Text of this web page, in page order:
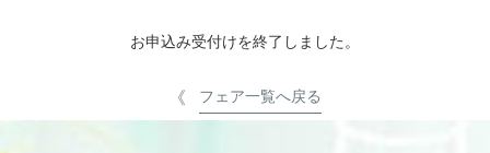
お申込み受付けを終了しました。
フェア一覧へ戻る